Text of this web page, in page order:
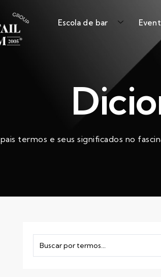
Escola de bar
termos e seus significados no